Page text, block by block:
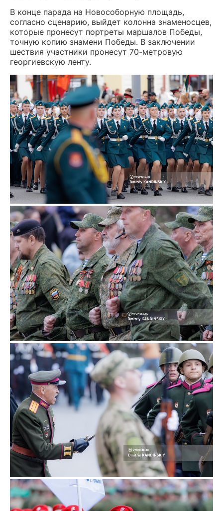
В конце парада на Новособорную площадь,
согласно сценарию, выйдет колонна знаменосцев,
которые пронесут портреты маршалов Победы,
точную копию знамени Победы. В заключении
шествия участники пронесут 70-метровую
георгиевскую ленту.